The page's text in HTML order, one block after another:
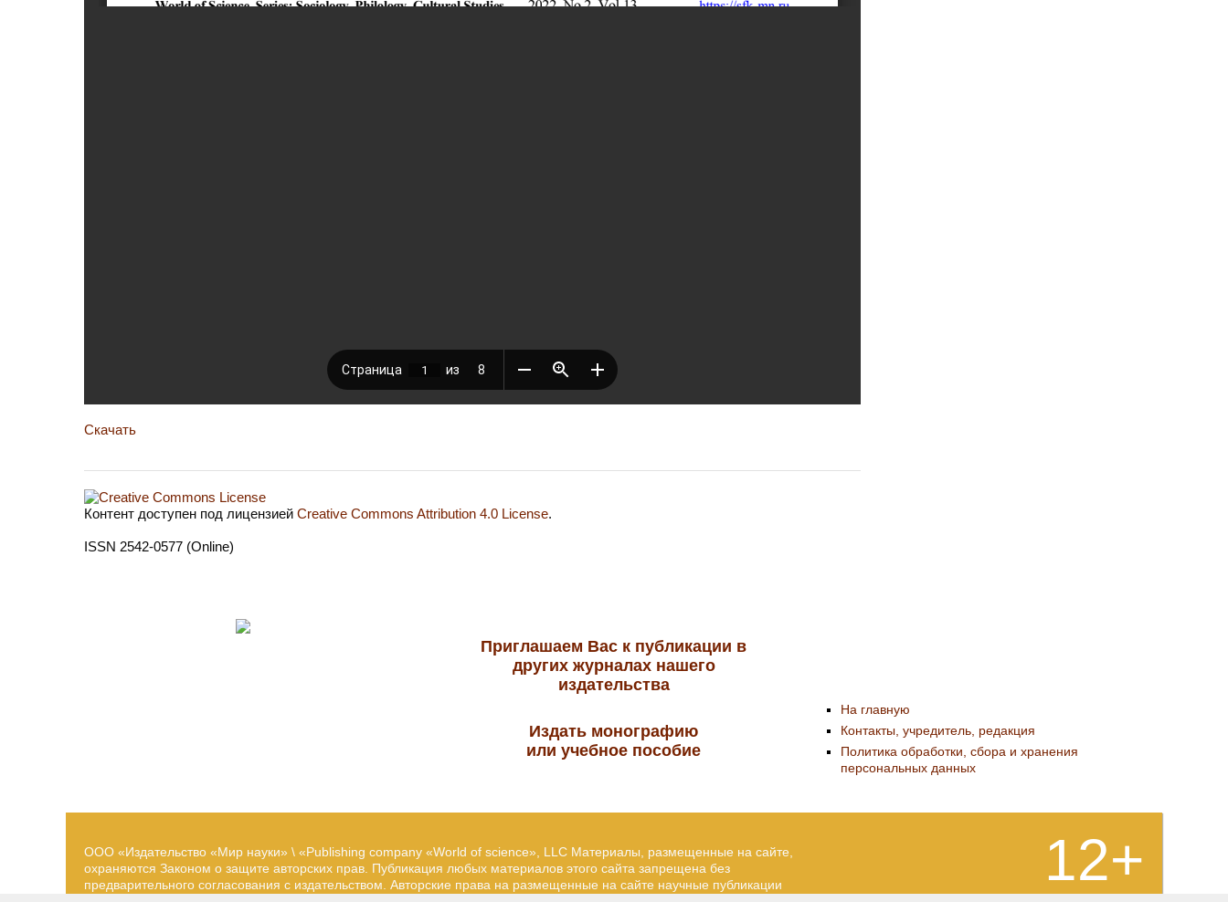
Скачать
Контент доступен под лицензией Creative Commons Attribution 4.0 License.
ISSN 2542-0577 (Online)
Приглашаем Вас к публикации в
других журналах нашего
издательства
Издать монографию
или учебное пособие
На главную
Контакты, учредитель, редакция
Политика обработки, сбора и хранения
персональных данных
ООО «Издательство «Мир науки» \ «Publishing company «World of science», LLC Материалы, размещенные на сайте,
охраняются Законом о защите авторских прав. Публикация любых материалов этого сайта запрещена без
предварительного согласования с издательством. Авторские права на размещенные на сайте научные публикации
12+